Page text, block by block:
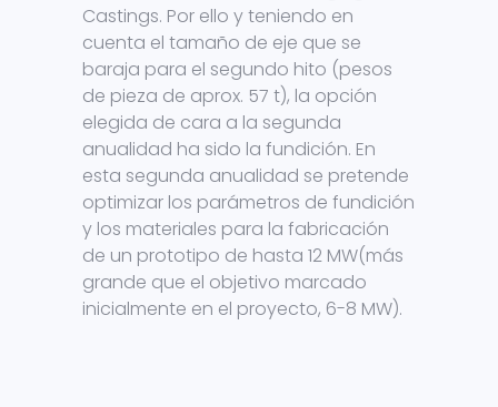
Castings. Por ello y teniendo en
cuenta el tamaño de eje que se
baraja para el segundo hito (pesos
de pieza de aprox. 57 t), la opción
elegida de cara a la segunda
anualidad ha sido la fundición. En
esta segunda anualidad se pretende
optimizar los parámetros de fundición
y los materiales para la fabricación
de un prototipo de hasta 12 MW(más
grande que el objetivo marcado
inicialmente en el proyecto, 6-8 MW).